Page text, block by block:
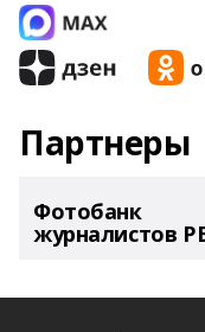
Партнеры
Фотобанк
журналистов